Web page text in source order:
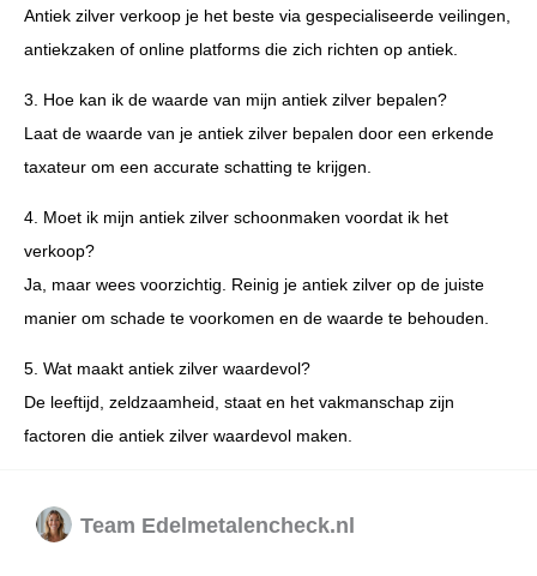
Antiek zilver verkoop je het beste via gespecialiseerde veilingen,
antiekzaken of online platforms die zich richten op antiek.
3. Hoe kan ik de waarde van mijn antiek zilver bepalen?
Laat de waarde van je antiek zilver bepalen door een erkende
taxateur om een accurate schatting te krijgen.
4. Moet ik mijn antiek zilver schoonmaken voordat ik het
verkoop?
Ja, maar wees voorzichtig. Reinig je antiek zilver op de juiste
manier om schade te voorkomen en de waarde te behouden.
5. Wat maakt antiek zilver waardevol?
De leeftijd, zeldzaamheid, staat en het vakmanschap zijn
factoren die antiek zilver waardevol maken.
Team Edelmetalencheck.nl